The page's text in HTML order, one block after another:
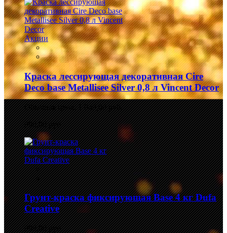
Акции
Краска лессирующая декоративная Cire
Deco base Metallisee Silver 0,8 л Vincent Decor
Обычная цена: 1 049,00 руб.
990,00 руб.
Грунт-краска фиксирующая Base 4 кг Dufa
Creative
999,00 руб.